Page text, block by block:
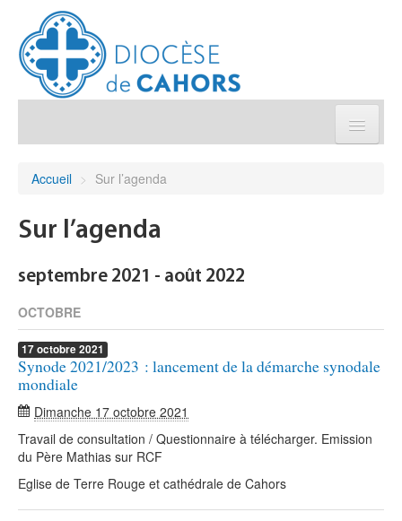
Agenda diocésain
Je donne
Accueil > Sur l’agenda
Sur l’agenda
septembre 2021 - août 2022
OCTOBRE
17octobre2021
Synode 2021/2023 : lancement de la démarche synodale
mondiale
Dimanche 17 octobre 2021
Travail de consultation / Questionnaire à télécharger. Emission
du Père Mathias sur RCF
Eglise de Terre Rouge et cathédrale de Cahors